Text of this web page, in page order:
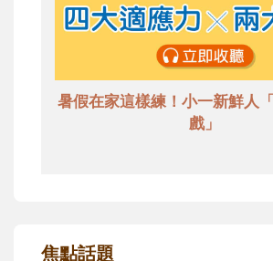
暑假在家這樣練！小一新鮮人
戲」
焦點話題